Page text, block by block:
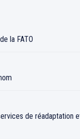
la FATO
de réadaptation